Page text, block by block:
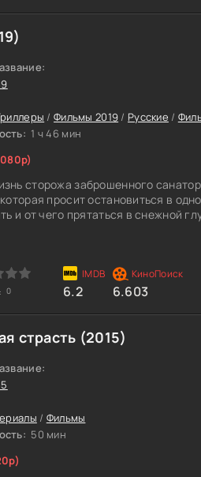
что с Лидой его связывает не
друг к другу глубокую
не продлится долго -
и уничтожении
/Фильмы 2019 / Русские /
1 ч 46 мин
сторожа заброшенного
просит остановиться в
и от чего прятаться в снежной
0 6.2 6.603
страсть (2015)
/ Фильмы
50 мин